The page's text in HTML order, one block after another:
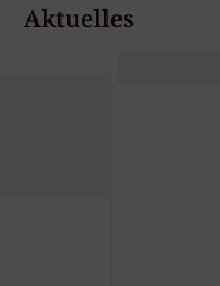
Aktuelles